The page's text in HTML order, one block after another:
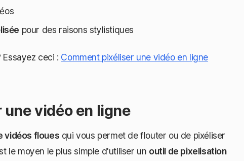
pour des raisons stylistiques
ceci : Comment pixéliser une vidéo en ligne
vidéo en ligne
vidéos floues qui vous permet de flouter ou de pixéliser
le moyen le plus simple d'utiliser un outil de pixelisation